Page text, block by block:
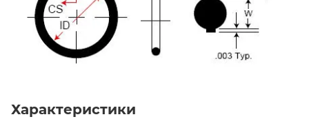
Характеристики